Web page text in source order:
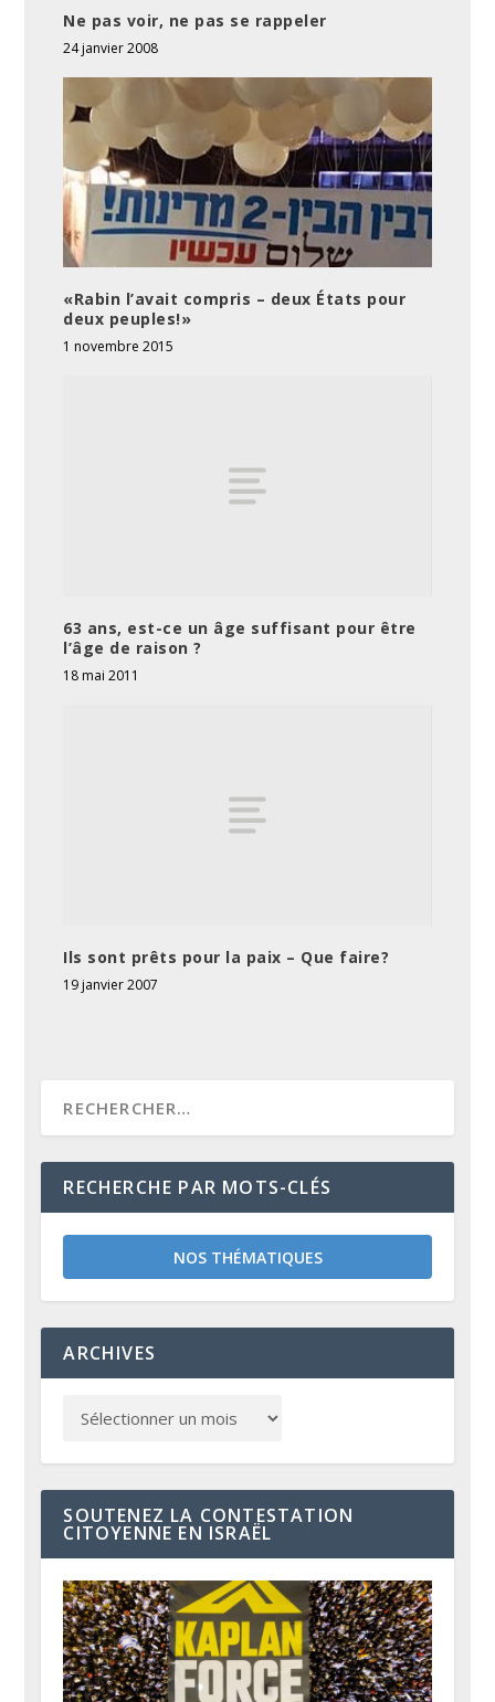
Ne pas voir, ne pas se rappeler
24 janvier 2008
«Rabin l’avait compris – deux États pour
deux peuples!»
1 novembre 2015
63 ans, est-ce un âge suffisant pour être
l’âge de raison ?
18 mai 2011
Ils sont prêts pour la paix – Que faire?
19 janvier 2007
RECHERCHE PAR MOTS-CLÉS
NOS THÉMATIQUES
ARCHIVES
SOUTENEZ LA CONTESTATION
CITOYENNE EN ISRAËL